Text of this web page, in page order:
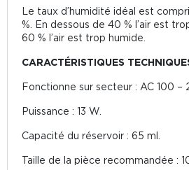
Le taux d’humidité idéal est
%. En dessous de 40 % l’air est
60 % l’air est trop humide.
CARACTÉRISTIQUES
Fonctionne sur secteur : AC 100
Puissance : 13 W.
Capacité du réservoir : 65 ml.
Taille de la pièce recommandée : 10